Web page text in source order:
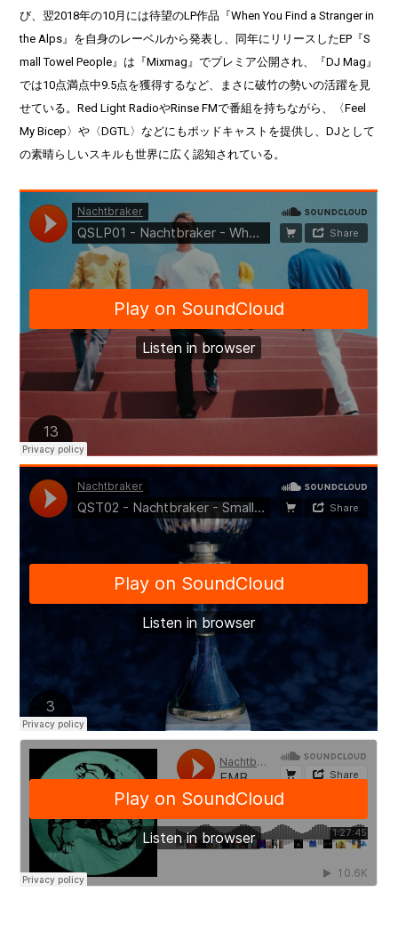
び、翌2018年の10月には待望のLP作品『When You Find a Stranger in
the Alps』を自身のレーベルから発表し、同年にリリースしたEP『S
mall Towel People』は『Mixmag』でプレミア公開され、『DJ Mag』
では10点満点中9.5点を獲得するなど、まさに破竹の勢いの活躍を見
せている。Red Light RadioやRinse FMで番組を持ちながら、〈Feel
My Bicep〉や〈DGTL〉などにもポッドキャストを提供し、DJとして
の素晴らしいスキルも世界に広く認知されている。